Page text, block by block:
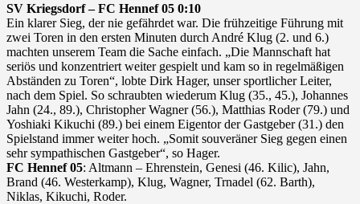
SV Kriegsdorf – FC Hennef 05 0:10
Ein klarer Sieg, der nie gefährdet war. Die frühzeitige Führung mit
zwei Toren in den ersten Minuten durch André Klug (2. und 6.)
machten unserem Team die Sache einfach. „Die Mannschaft hat
seriös und konzentriert weiter gespielt und kam so in regelmäßigen
Abständen zu Toren“, lobte Dirk Hager, unser sportlicher Leiter,
nach dem Spiel. So schraubten wiederum Klug (35., 45.), Johannes
Jahn (24., 89.), Christopher Wagner (56.), Matthias Roder (79.) und
Yoshiaki Kikuchi (89.) bei einem Eigentor der Gastgeber (31.) den
Spielstand immer weiter hoch. „Somit souveräner Sieg gegen einen
sehr sympathischen Gastgeber“, so Hager.
FC Hennef 05: Altmann – Ehrenstein, Genesi (46. Kilic), Jahn,
Brand (46. Westerkamp), Klug, Wagner, Trnadel (62. Barth),
Niklas, Kikuchi, Roder.